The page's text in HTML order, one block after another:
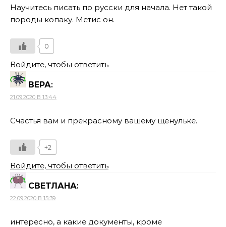
Научитесь писать по русски для начала. Нет такой
породы копаку. Метис он.
0
Войдите, чтобы ответить
ВЕРА:
21.09.2020 В 13:44
Счастья вам и прекрасному вашему щенульке.
+2
Войдите, чтобы ответить
СВЕТЛАНА:
22.09.2020 В 15:39
интересно, а какие документы, кроме